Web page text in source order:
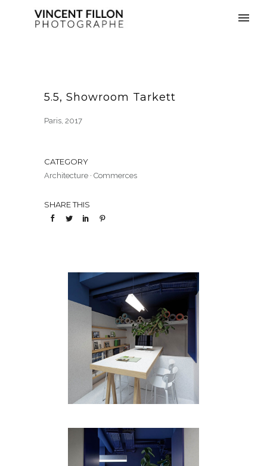
5.5, Showroom Tarkett
Paris, 2017
CATEGORY
Architecture · Commerces
SHARE THIS